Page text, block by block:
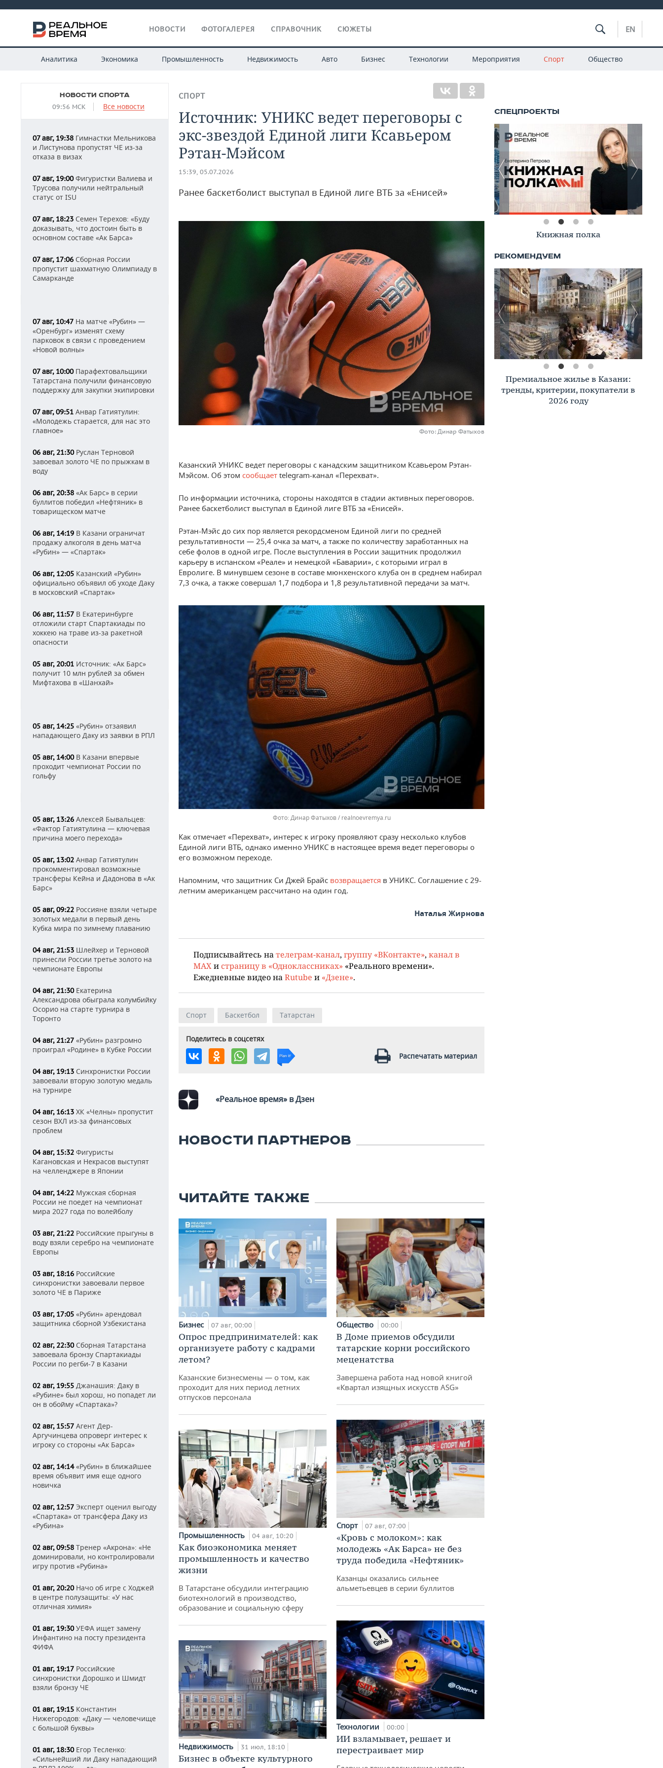
НОВОСТИ ФОТОГАЛЕРЕЯ СПРАВОЧНИК СЮЖЕТЫ EN
Аналитика Экономика Промышленность Недвижимость Авто Бизнес Технологии Мероприятия Спорт Общество
НОВОСТИ СПОРТА
09:56 МСК Все новости
07 авг, 19:38 Гимнастки Мельникова
и Листунова пропустят ЧЕ из-за
отказа в визах
07 авг, 19:00Фигуристки Валиева и
Трусова получили нейтральный
статус от ISU
07 авг, 18:23 Семен Терехов: «Буду
доказывать, что достоин быть в
основном составе «Ак Барса»
07 авг, 17:06 Сборная России
пропустит шахматную Олимпиаду в
Самарканде
07 авг, 10:47 На матче «Рубин» —
«Оренбург» изменят схему
парковок в связи с проведением
«Новой волны»
07 авг, 10:00Парафехтовальщики
Татарстана получили финансовую
поддержку для закупки экипировки
07 авг, 09:51 Анвар Гатиятулин:
«Молодежь старается, для нас это
главное»
06 авг, 21:30Руслан Терновой
завоевал золото ЧЕ по прыжкам в
воду
06 авг, 20:38 «Ак Барс» в серии
буллитов победил «Нефтяник» в
товарищеском матче
06 авг, 14:19 В Казани ограничат
продажу алкоголя в день матча
«Рубин» — «Спартак»
06 авг, 12:05 Казанский «Рубин»
официально объявил об уходе Даку
в московский «Спартак»
06 авг, 11:57 В Екатеринбурге
отложили старт Спартакиады по
хоккею на траве из-за ракетной
опасности
05 авг, 20:01 Источник: «Ак Барс»
получит 10 млн рублей за обмен
Мифтахова в «Шанхай»
05 авг, 14:25 «Рубин» отзаявил
нападающего Даку из заявки в РПЛ
05 авг, 14:00В Казани впервые
проходит чемпионат России по
гольфу
05 авг, 13:26 Алексей Бывальцев:
«Фактор Гатиятулина — ключевая
причина моего перехода»
05 авг, 13:02 Анвар Гатиятулин
прокомментировал возможные
трансферы Кейна и Дадонова в «Ак
Барс»
05 авг, 09:22 Россияне взяли четыре
золотых медали в первый день
Кубка мира по зимнему плаванию
04 авг, 21:53 Шлейхер и Терновой
принесли России третье золото на
чемпионате Европы
04 авг, 21:30Екатерина
Александрова обыграла колумбийку
Осорио на старте турнира в
Торонто
04 авг, 21:27 «Рубин» разгромно
проиграл «Родине» в Кубке России
04 авг, 19:13 Синхронистки России
завоевали вторую золотую медаль
на турнире
04 авг, 16:13 ХК «Челны» пропустит
сезон ВХЛ из-за финансовых
проблем
04 авг, 15:32 Фигуристы
Кагановская и Некрасов выступят
на челленджере в Японии
04 авг, 14:22 Мужская сборная
России не поедет на чемпионат
мира 2027 года по волейболу
03 авг, 21:22 Российские прыгуны в
воду взяли серебро на чемпионате
Европы
03 авг, 18:16 Российские
синхронистки завоевали первое
золото ЧЕ в Париже
03 авг, 17:05 «Рубин» арендовал
защитника сборной Узбекистана
02 авг, 22:30Сборная Татарстана
завоевала бронзу Спартакиады
России по регби-7 в Казани
02 авг, 19:55 Джанашия: Даку в
«Рубине» был хорош, но попадет ли
он в обойму «Спартака»?
02 авг, 15:57 Агент Дер-
Аргучинцева опроверг интерес к
игроку со стороны «Ак Барса»
02 авг, 14:14«Рубин» в ближайшее
время объявит имя еще одного
новичка
02 авг, 12:57 Эксперт оценил выгоду
«Спартака» от трансфера Даку из
«Рубина»
02 авг, 09:58 Тренер «Акрона»: «Не
доминировали, но контролировали
игру против «Рубина»
01 авг, 20:20Начо об игре с Ходжей
в центре полузащиты: «У нас
отличная химия»
01 авг, 19:30УЕФА ищет замену
Инфантино на посту президента
ФИФА
01 авг, 19:17 Российские
синхронистки Дорошко и Шмидт
взяли бронзу ЧЕ
01 авг, 19:15 Константин
Нижегородов: «Даку — человечище
с большой буквы»
01 авг, 18:30Егор Тесленко:
«Сильнейший ли Даку нападающий
СПОРТ
Источник: УНИКС ведет переговоры с
экс-звездой Единой лиги Ксавьером
Рэтан-Мэйсом
15:39, 05.07.2026
Ранее баскетболист выступал в Единой лиге ВТБ за «Енисей»
Фото: Динар Фатыхов
Казанский УНИКС ведет переговоры с канадским защитником Ксавьером Рэтан-
Мэйсом. Об этом сообщает telegram-канал «Перехват».
По информации источника, стороны находятся в стадии активных переговоров.
Ранее баскетболист выступал в Единой лиге ВТБ за «Енисей».
Рэтан-Мэйс до сих пор является рекордсменом Единой лиги по средней
результативности — 25,4 очка за матч, а также по количеству заработанных на
себе фолов в одной игре. После выступления в России защитник продолжил
карьеру в испанском «Реале» и немецкой «Баварии», с которыми играл в
Евролиге. В минувшем сезоне в составе мюнхенского клуба он в среднем набирал
7,3 очка, а также совершал 1,7 подбора и 1,8 результативной передачи за матч.
Динар Фатыхов / realnoevremya.ru
Как отмечает «Перехват», интерес к игроку проявляют сразу несколько клубов
Единой лиги ВТБ, однако именно УНИКС в настоящее время ведет переговоры о
его возможном переходе.
Напомним, что защитник Си Джей Брайс возвращается в УНИКС. Соглашение с 29-
летним американцем рассчитано на один год.
Наталья Жирнова
Подписывайтесь на телеграм-канал, группу «ВКонтакте», канал в
MAX и страницу в «Одноклассниках» «Реального времени».
Ежедневные видео на Rutube и «Дзене».
Спорт Баскетбол Татарстан
Поделитесь в соцсетях
Распечатать материал
«Реальное время» в Дзен
НОВОСТИ ПАРТНЕРОВ
ЧИТАЙТЕ ТАКЖЕ
Бизнес 07 авг, 00:00
Опрос предпринимателей: как
организуете работу с кадрами
летом?
Казанские бизнесмены — о том, как
проходит для них период летних
отпусков персонала
Промышленность 04 авг, 10:20
Как биоэкономика меняет
промышленность и качество
жизни
В Татарстане обсудили интеграцию
биотехнологий в производство,
образование и социальную сферу
Недвижимость 31 июл, 18:10
Бизнес в объекте культурного
Общество 00:00
В Доме приемов обсудили
татарские корни российского
меценатства
Завершена работа над новой книгой
«Квартал изящных искусств ASG»
Спорт 07 авг, 07:00
«Кровь с молоком»: как
молодежь «Ак Барса» не без
труда победила «Нефтяник»
Казанцы оказались сильнее
альметьевцев в серии буллитов
Технологии 00:00
ИИ взламывает, решает и
перестраивает мир
Книжная полка
Премиальное жилье в Казани:
тренды, критерии, покупатели в
2026 году